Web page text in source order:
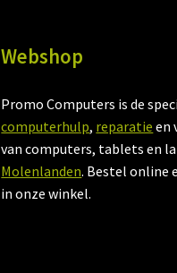
Webshop
Promo Computers is de
computerhulp, reparatie en
van computers, tablets en
Molenlanden. Bestel online
in onze winkel.